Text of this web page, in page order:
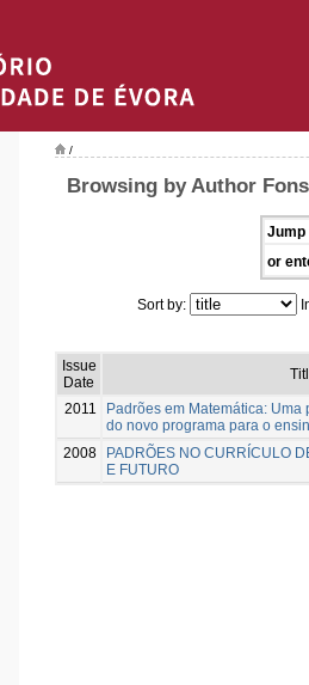
/
Browsing by Author
Jump
or
Sort by:
Issue
Date
2011
Padrões em Matemática:
do novo programa para o
2008
PADRÕES NO CURRÍCULO
E FUTURO